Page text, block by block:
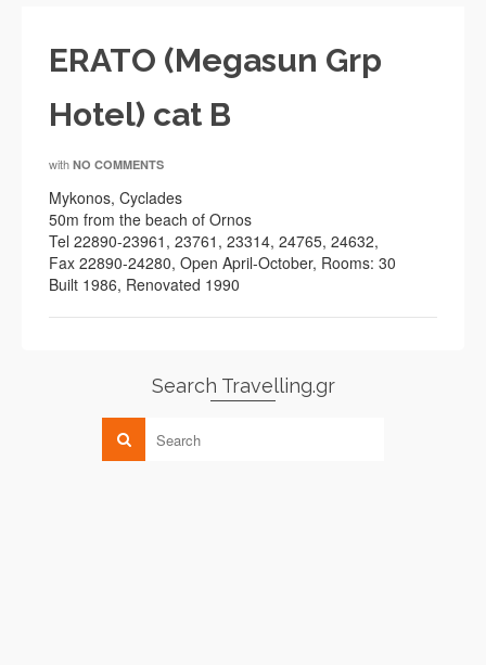
ERATO (Megasun Grp
Hotel) cat B
with NO COMMENTS
Mykonos, Cyclades
50m from the beach of Ornos
Tel 22890-23961, 23761, 23314, 24765, 24632,
Fax 22890-24280, Open April-October, Rooms: 30
Built 1986, Renovated 1990
Search Travelling.gr